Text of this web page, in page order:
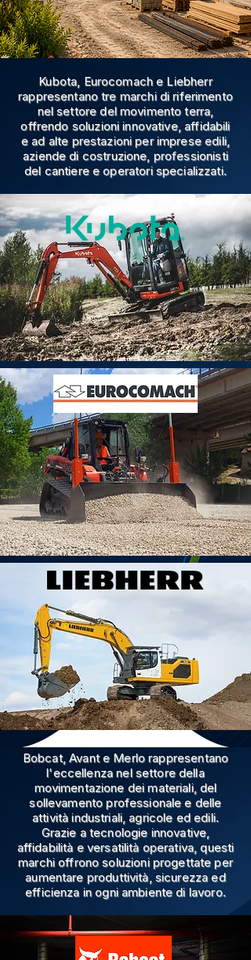
Kubota, Eurocomach e Liebherr
rappresentano tre marchi di riferimento
nel settore del movimento terra,
offrendo soluzioni innovative, affidabili
e ad alte prestazioni per imprese edili,
aziende di costruzione, professionisti
del cantiere e operatori specializzati.
Bobcat, Avant e Merlo rappresentano
l'eccellenza nel settore della
movimentazione dei materiali, del
sollevamento professionale e delle
attività industriali, agricole ed edili.
Grazie a tecnologie innovative,
affidabilità e versatilità operativa, questi
marchi offrono soluzioni progettate per
aumentare produttività, sicurezza ed
efficienza in ogni ambiente di lavoro.